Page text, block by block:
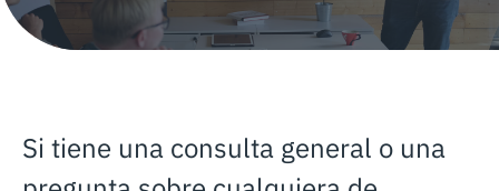
Si tiene una consulta general o una